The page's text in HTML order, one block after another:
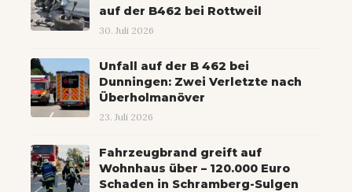
auf der B462 bei Rottweil
30. Juli 2026
Unfall auf der B 462 bei
Dunningen: Zwei Verletzte nach
Überholmanöver
23. Juli 2026
Fahrzeugbrand greift auf
Wohnhaus über – 120.000 Euro
Schaden in Schramberg-Sulgen